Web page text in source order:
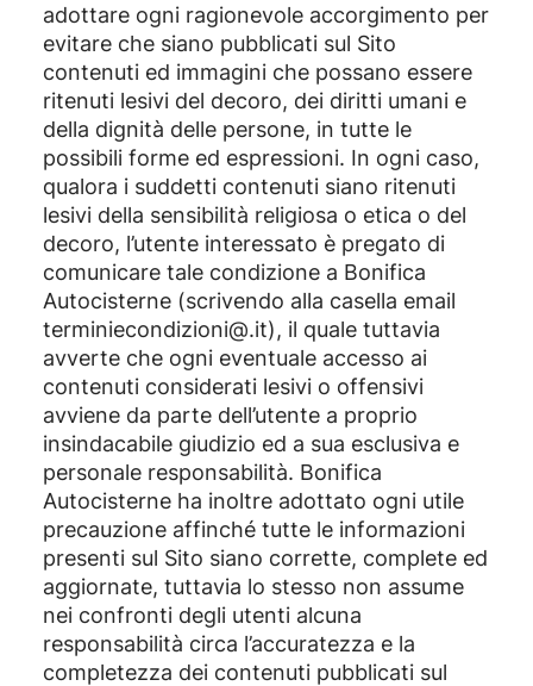
adottare ogni ragionevole accorgimento per
evitare che siano pubblicati sul Sito
contenuti ed immagini che possano essere
ritenuti lesivi del decoro, dei diritti umani e
della dignità delle persone, in tutte le
possibili forme ed espressioni. In ogni caso,
qualora i suddetti contenuti siano ritenuti
lesivi della sensibilità religiosa o etica o del
decoro, l’utente interessato è pregato di
comunicare tale condizione a Bonifica
Autocisterne (scrivendo alla casella email
terminiecondizioni@.it), il quale tuttavia
avverte che ogni eventuale accesso ai
contenuti considerati lesivi o offensivi
avviene da parte dell’utente a proprio
insindacabile giudizio ed a sua esclusiva e
personale responsabilità. Bonifica
Autocisterne ha inoltre adottato ogni utile
precauzione affinché tutte le informazioni
presenti sul Sito siano corrette, complete ed
aggiornate, tuttavia lo stesso non assume
nei confronti degli utenti alcuna
responsabilità circa l’accuratezza e la
completezza dei contenuti pubblicati sul